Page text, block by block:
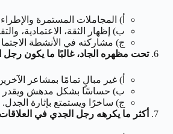
أ) المجاملات المستمرة والإطراء
ب) إظهار الثقة، الاعتمادية،
ج) مشاركته في الأنشطة
تحت مظهره الجاد، غالبًا ما يكون رجل
أ) غير مبالٍ تمامًا بمشاعر
ب) حساسًا بشكل مدهش ويقدر
ج) ساخرًا ويستمتع بإثارة الجدل.
أكثر ما يكرهه رجل الجدي في